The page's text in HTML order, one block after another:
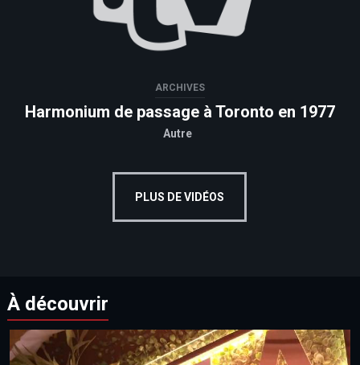
ARCHIVES
Harmonium de passage à Toronto en 1977
Autre
PLUS DE VIDÉOS
À découvrir